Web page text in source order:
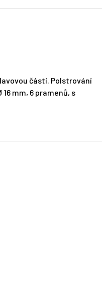
částí. Polstrování
mm, 6 pramenů, s